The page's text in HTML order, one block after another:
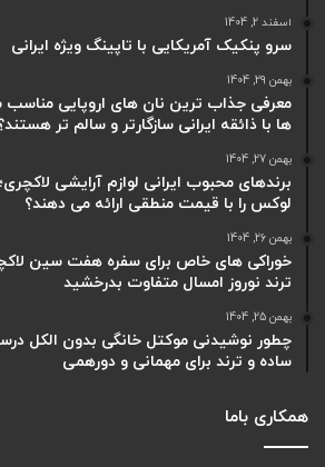
اسفند 2, 1404
سرو پنکیک آمریکایی با تاپینگ ویژه ایرانی
بهمن 29, 1404
معرفی جذاب ترین نان های اروپایی مناسب
ها با ذائقه ایرانی سازگارتر و سالم تر
بهمن 27, 1404
برندهای محبوب ایرانی لوازم آرایشی
لوکس را با قیمت منطقی ارائه می دهند؟
بهمن 26, 1404
خوراکی های خاص برای سفره هفت سین
ترند نوروز امسال متفاوت بدرخشید
بهمن 25, 1404
ساده و ترند برای مهمانی و دورهمی
همکاری باما